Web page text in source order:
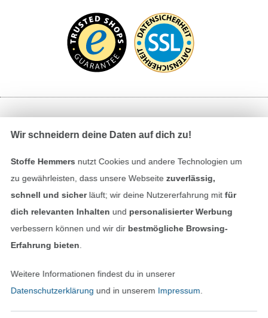
Bezahlen mit
Unsere Versandpartner
In den deutschen Shop wechseln (aktuell
Wir schneidern deine Daten auf dich zu!
Stoffe Hemmers nutzt Cookies und andere Technologien um
zu gewährleisten, dass unsere Webseite zuverlässig,
schnell und sicherläuft; wir deine Nutzererfahrung mitfür
dich relevanten Inhalten und personalisierter Werbung
verbessern können und wir dir bestmögliche Browsing-
Erfahrung bieten
Weitere Informationen findest du in unserer
Datenschutzerklärung und in unserem Impressum